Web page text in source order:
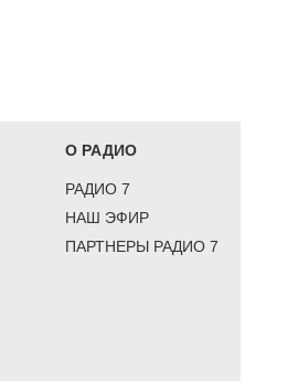
О РАДИО
РАДИО 7
НАШ ЭФИР
ПАРТНЕРЫ РАДИО 7